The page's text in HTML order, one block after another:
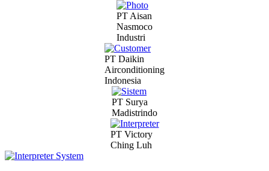
PT Aisan
Nasmoco
Industri
PT Daikin
Airconditioning
Indonesia
PT Surya
Madistrindo
PT Victory
Ching Luh